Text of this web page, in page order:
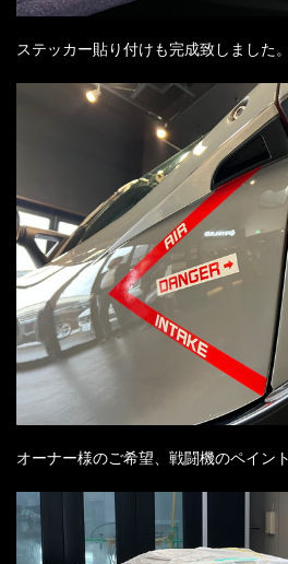
ステッカー貼り付けも完成致しました。
オーナー様のご希望、戦闘機のペイン